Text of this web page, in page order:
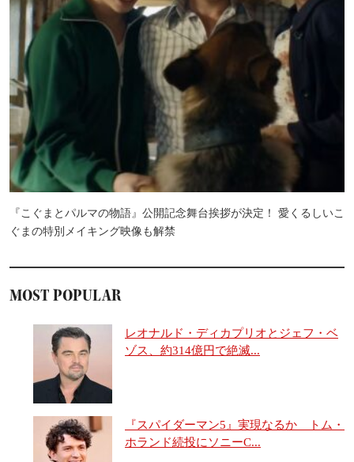
『こぐまとパルマの物語』公開記念舞台挨拶が決定！ 愛くるしいこ
ぐまの特別メイキング映像も解禁
MOST POPULAR
レオナルド・ディカプリオとジェフ・ベ
ゾス、約314億円で絶滅...
『スパイダーマン5』実現なるか トム・
ホランド続投にソニーC...